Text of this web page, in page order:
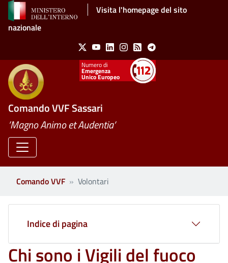
Salta al contenuto principaleVisita l'homepage del sito
nazionale
Social Menu
X YoutubeLinkedinInstagram
Feed Telegram
Emergenza
Unico Europeo
Comando VVF Sassari
’Magno Animo et Audentia’
Comando VVF Volontari
Chi sono i Vigili del fuoco
Indice di pagina